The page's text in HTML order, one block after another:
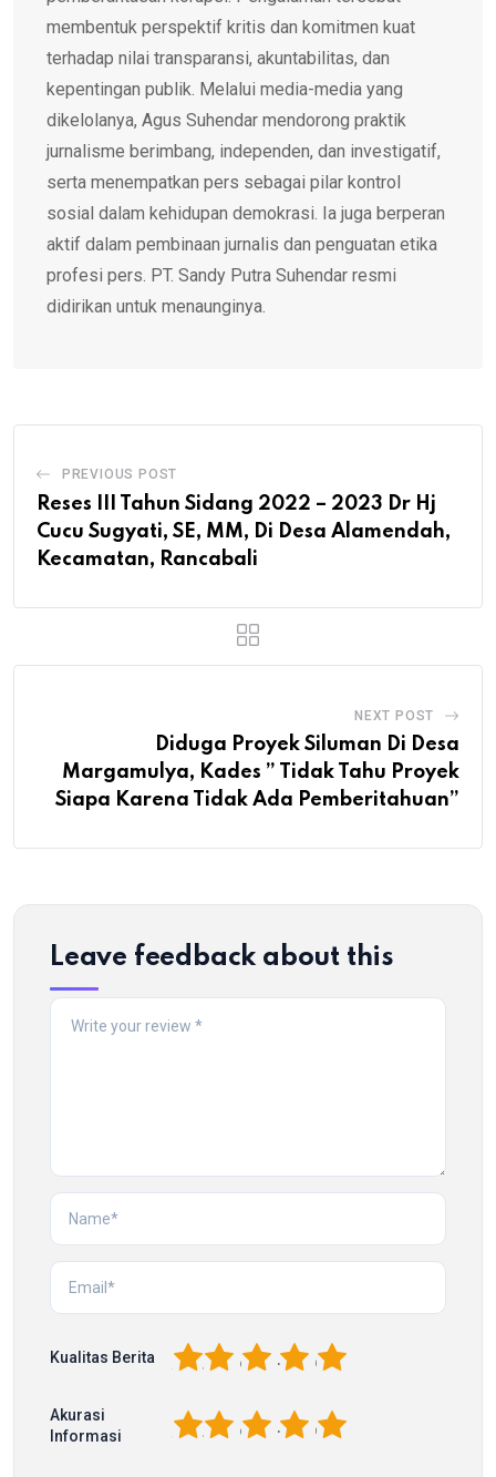
membentuk perspektif kritis dan komitmen kuat
terhadap nilai transparansi, akuntabilitas, dan
kepentingan publik. Melalui media-media yang
dikelolanya, Agus Suhendar mendorong praktik
jurnalisme berimbang, independen, dan investigatif,
serta menempatkan pers sebagai pilar kontrol
sosial dalam kehidupan demokrasi. Ia juga berperan
aktif dalam pembinaan jurnalis dan penguatan etika
profesi pers. PT. Sandy Putra Suhendar resmi
didirikan untuk menaunginya.
PREVIOUS POST
Reses III Tahun Sidang 2022 – 2023 Dr Hj
Cucu Sugyati, SE, MM, Di Desa Alamendah,
Kecamatan, Rancabali
NEXT POST
Diduga Proyek Siluman Di Desa
Margamulya, Kades ” Tidak Tahu Proyek
Siapa Karena Tidak Ada Pemberitahuan”
Leave feedback about this
Kualitas Berita 5
4
3
2
Akurasi
Informasi
5
4
3
2